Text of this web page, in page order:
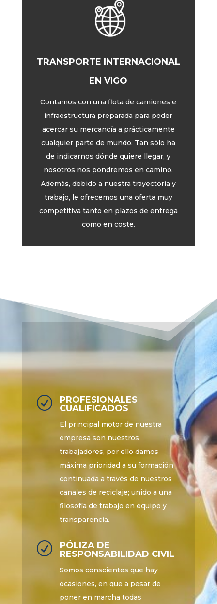
TRANSPORTE INTERNACIONAL
EN VIGO
Contamos con una flota de camiones e
infraestructura preparada para poder
acercar su mercancía a prácticamente
cualquier parte de mundo. Tan sólo ha
de indicarnos dónde quiere llegar, y
nosotros nos pondremos en camino.
Además, debido a nuestra trayectoria y
trabajo, le ofrecemos una oferta muy
competitiva tanto en plazos de entrega
como en coste.
R
PROFESIONALES
CUALIFICADOS
El principal motor de nuestra
empresa son nuestros
trabajadores, por ello damos
máxima prioridad a su formación
continuada a través de nuestros
canales de reciclaje; unido a una
filosofía de trabajo en equipo y
transparencia.
R
PÓLIZA DE
RESPONSABILIDAD CIVIL
Somos conscientes que hay
ocasiones, en que a pesar de
poner en marcha todas